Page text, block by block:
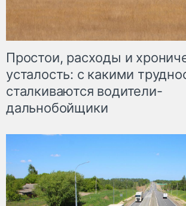
Простои, расходы и
усталость: с какими
сталкиваются водители-
дальнобойщики